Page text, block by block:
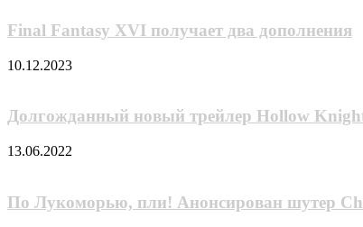
Final Fantasy XVI получает два дополнения
10.12.2023
Долгожданный новый трейлер Hollow
13.06.2022
По Лукоморью, пли! Анонсирован шутер